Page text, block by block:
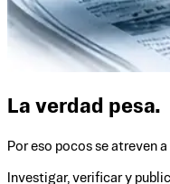
La verdad pesa.
Por eso pocos se atreven
Investigar, verificar y